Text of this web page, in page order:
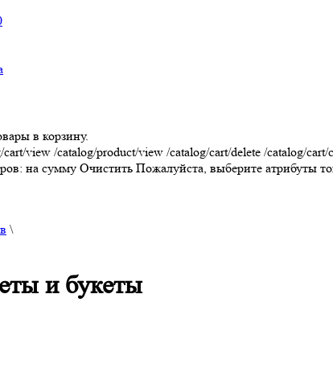
в корзину.
cart/view /catalog/product/view /catalog/cart/delete /catalog/cart/
на сумму Очистить Пожалуйста, выберите атрибуты
\
и букеты